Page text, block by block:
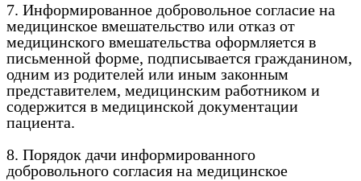
7. Информированное добровольное согласие на
медицинское вмешательство или отказ от
медицинского вмешательства оформляется в
письменной форме, подписывается гражданином,
одним из родителей или иным законным
представителем, медицинским работником и
содержится в медицинской документации
пациента.
8. Порядок дачи информированного
добровольного согласия на медицинское